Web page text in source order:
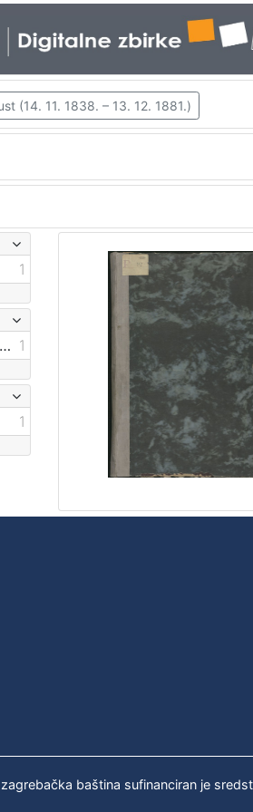
(14. 11. 1838. – 13. 12. 1881.)
1
Zagreb na pragu modernog doba 1
1
baština sufinanciran je